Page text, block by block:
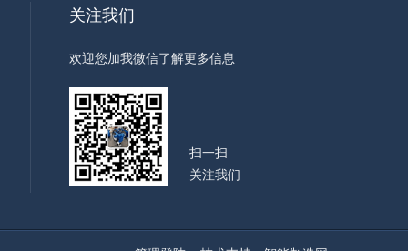
关注我们
欢迎您加我微信了解更多信息
扫一扫
关注我们